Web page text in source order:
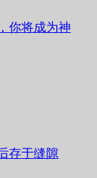
你将成为神
存于缝隙